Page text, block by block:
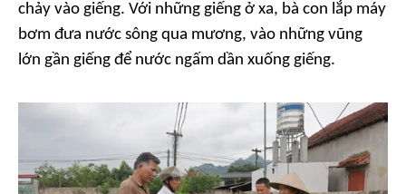
chảy vào giếng. Với những giếng ở xa, bà con lắp máy
bơm đưa nước sông qua mương, vào những vũng
lớn gần giếng để nước ngấm dần xuống giếng.